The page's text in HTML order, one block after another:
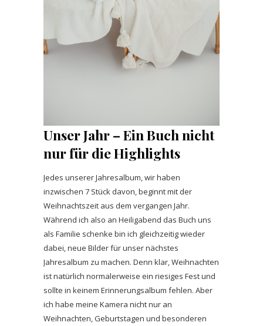
Unser Jahr – Ein Buch nicht
nur für die Highlights
Jedes unserer Jahresalbum, wir haben
inzwischen 7 Stück davon, beginnt mit der
Weihnachtszeit aus dem vergangen Jahr.
Während ich also an Heiligabend das Buch uns
als Familie schenke bin ich gleichzeitig wieder
dabei, neue Bilder für unser nächstes
Jahresalbum zu machen. Denn klar, Weihnachten
ist natürlich normalerweise ein riesiges Fest und
sollte in keinem Erinnerungsalbum fehlen. Aber
ich habe meine Kamera nicht nur an
Weihnachten, Geburtstagen und besonderen